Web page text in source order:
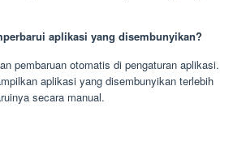
aplikasi yang disembunyikan?
pembaruan otomatis di pengaturan aplikasi.
aplikasi yang disembunyikan terlebih
secara manual.